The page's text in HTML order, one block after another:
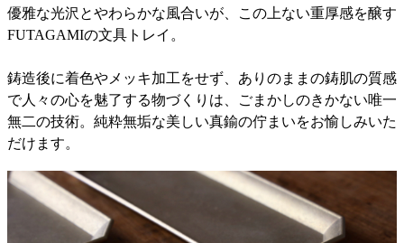
優雅な光沢とやわらかな風合いが、この上ない重厚感を醸す
FUTAGAMIの文具トレイ。
鋳造後に着色やメッキ加工をせず、ありのままの鋳肌の質感
で人々の心を魅了する物づくりは、ごまかしのきかない唯一
無二の技術。純粋無垢な美しい真鍮の佇まいをお愉しみいた
だけます。